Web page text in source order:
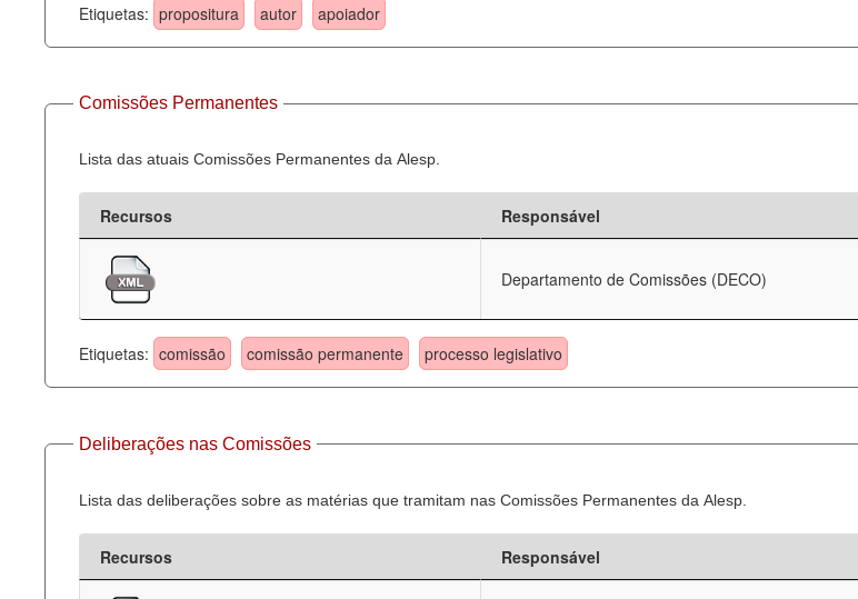
Etiquetas: propositura autor apoiador
Comissões Permanentes
Lista das atuais Comissões Permanentes da Alesp.
Recursos Responsável
Departamento de Comissões (DECO)
Etiquetas: comissão comissão permanente processo legislativo
Deliberações nas Comissões
Lista das deliberações sobre as matérias que tramitam nas Comissões Permanentes da Alesp.
Recursos Responsável